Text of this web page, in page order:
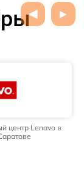
центр Lenovo в